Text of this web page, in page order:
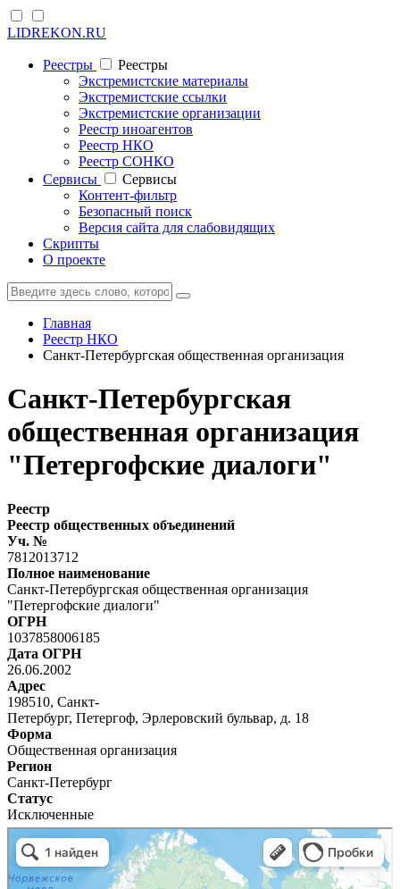
LIDREKON.RU
Реестры
Реестры
Экстремистские материалы
Экстремистские ссылки
Экстремистские организации
Реестр иноагентов
Реестр НКО
Реестр СОНКО
Cервисы
Cервисы
Контент-фильтр
Безопасный поиск
Версия сайта для слабовидящих
Скрипты
О проекте
Главная
Реестр НКО
Санкт-Петербургская общественная организация
Санкт-Петербургская
общественная организация
"Петергофские диалоги"
Реестр
Реестр общественных объединений
Уч. №
7812013712
Полное наименование
Санкт-Петербургская общественная организация
"Петергофские диалоги"
ОГРН
1037858006185
Дата ОГРН
26.06.2002
Адрес
198510, Санкт-
Петербург, Петергоф, Эрлеровский бульвар, д. 18
Форма
Общественная организация
Регион
Санкт-Петербург
Статус
Исключенные